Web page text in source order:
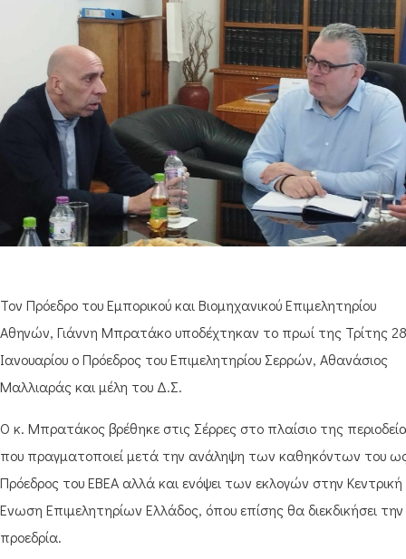
Τον Πρόεδρο του Εμπορικού και Βιομηχανικού Επιμελητηρίου
Αθηνών, Γιάννη Μπρατάκο υποδέχτηκαν το πρωί της Τρίτης 28
Ιανουαρίου ο Πρόεδρος του Επιμελητηρίου Σερρών, Αθανάσιος
Μαλλιαράς και μέλη του Δ.Σ.
Ο κ. Μπρατάκος βρέθηκε στις Σέρρες στο πλαίσιο της
που πραγματοποιεί μετά την ανάληψη των καθηκόντων του
Πρόεδρος του ΕΒΕΑ αλλά και ενόψει των εκλογών στην Κεντρική
Ένωση Επιμελητηρίων Ελλάδος, όπου επίσης θα διεκδικήσει την
προεδρία.